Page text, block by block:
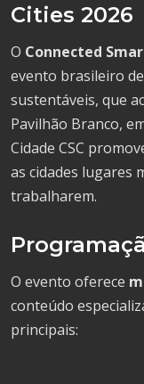
Cities 2026
O Connected
evento brasileiro
sustentáveis, que
Pavilhão Branco,
Cidade CSC
as cidades lugares
trabalharem.
O evento oferece
conteúdo
principais: